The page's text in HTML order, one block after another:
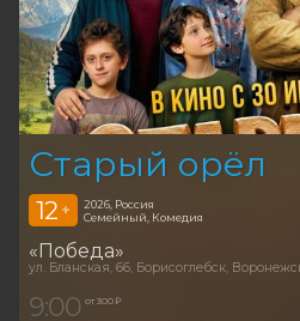
Старый орёл
12 +
2026, Россия
Семейный, Комедия
«Победа»
ул. Бланская, 66, Борисоглебск,
9:00 от 300 ₽